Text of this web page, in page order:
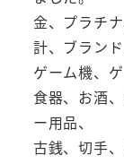
金、プラチ
計、ブラン
ゲーム機、
食器、お酒
ー用品、
古銭、切手